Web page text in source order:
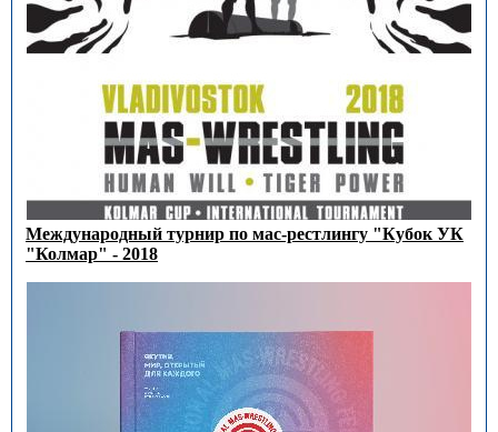
Международный турнир по мас-рестлингу "Кубок УК
"Колмар" - 2018